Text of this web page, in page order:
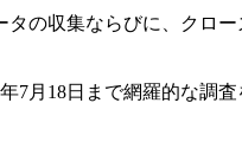
タの収集ならびに、クロ
年7月18日まで網羅的な